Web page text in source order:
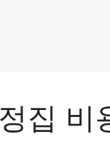
집 비